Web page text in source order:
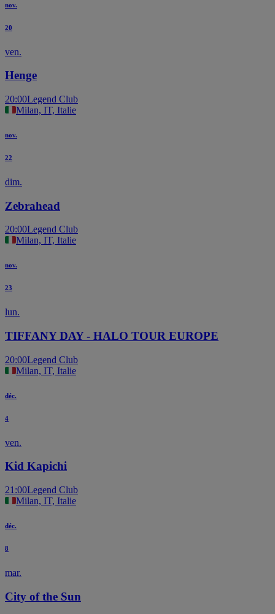
nov.
20
ven.
Henge
20:00Legend Club
Milan, IT, Italie
nov.
22
dim.
Zebrahead
20:00Legend Club
Milan, IT, Italie
nov.
23
lun.
TIFFANY DAY - HALO TOUR EUROPE
20:00Legend Club
Milan, IT, Italie
déc.
4
ven.
Kid Kapichi
21:00Legend Club
Milan, IT, Italie
déc.
8
mar.
City of the Sun